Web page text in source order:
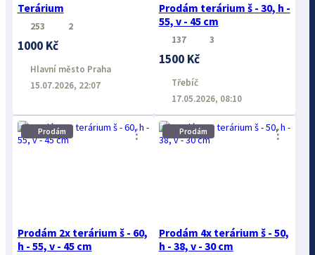
Terárium
253 2
1000 Kč
Hlavní město Praha
15.07.2026, 22:07
Prodám terárium š - 30, h -
55, v - 45 cm
137 3
1500 Kč
Třebíč
17.05.2026, 08:10
Prodám
Prodám 2x terárium š - 60,
h - 55, v - 45 cm
⋮ Prodám
Prodám 4x terárium š - 50,
h - 38, v - 30 cm
⋮